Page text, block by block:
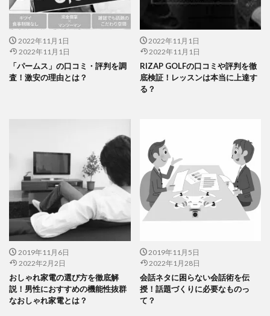
2022年11月1日
2022年11月1日
「パームス」の口コミ・評判を調
査！激安の理由とは？
2022年11月1日
2022年11月1日
RIZAP GOLFの口コミや評判を徹
底検証！レッスンは本当に上達す
る？
2019年11月6日
2022年2月2日
おしゃれ家電の選び方を徹底解
説！男性におすすめの機能性抜群
なおしゃれ家電とは？
2019年11月5日
2022年1月28日
会話ネタに困らない会話術を伝
授！話題づくりに必要なものっ
て？